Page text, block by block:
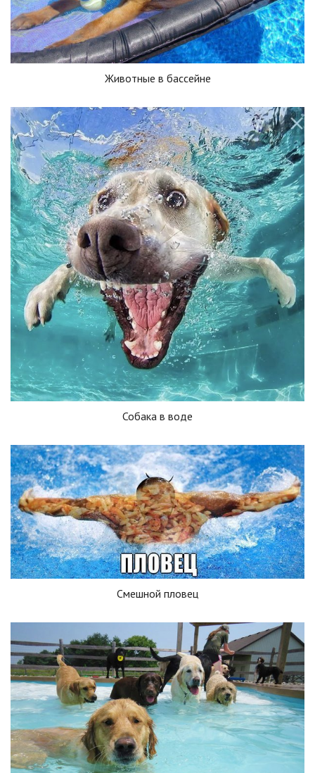
Животные в бассейне
Собака в воде
Смешной пловец